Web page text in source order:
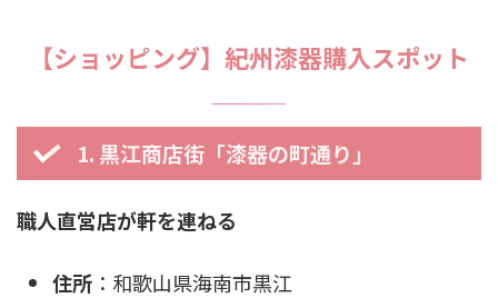
【ショッピング】紀州漆器購入スポット
1. 黒江商店街「漆器の町通り」
職人直営店が軒を連ねる
住所 ：和歌山県海南市黒江